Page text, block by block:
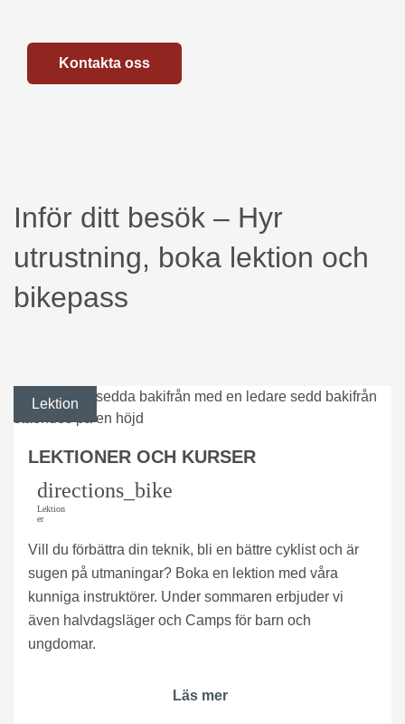
Kontakta oss
Inför ditt besök – Hyr
utrustning, boka lektion och
bikepass
Lektion
LEKTIONER OCH KURSER
directions_bike
Lektion
er
Vill du förbättra din teknik, bli en bättre cyklist och är
sugen på utmaningar? Boka en lektion med våra
kunniga instruktörer. Under sommaren erbjuder vi
även halvdagsläger och Camps för barn och
ungdomar.
Läs mer